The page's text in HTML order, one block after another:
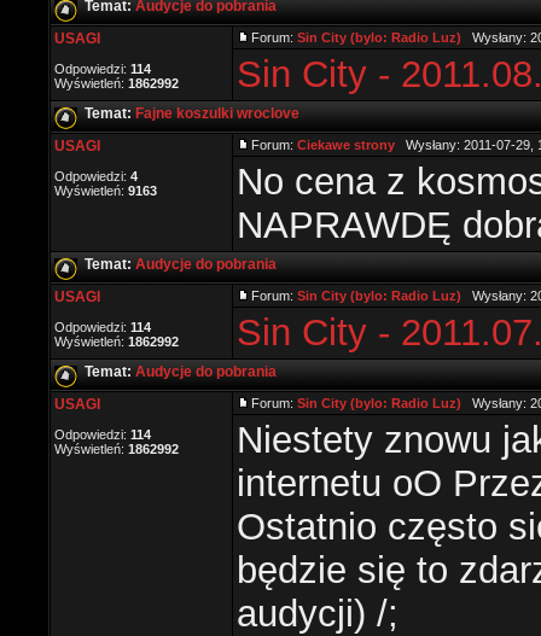
Temat: Audycje do pobrania
USAGI
Odpowiedzi: 114
Wyświetleń: 1862992
Forum: Sin City (bylo: Radio Luz) Wysłany:
Sin City -
Temat: Fajne koszulki wroclove
USAGI
Odpowiedzi: 4
Wyświetleń: 9163
Forum: Ciekawe strony Wysłany: 2011-07-
No cena z
NAPRAWDĘ
Temat: Audycje do pobrania
USAGI
Odpowiedzi: 114
Wyświetleń: 1862992
Forum: Sin City (bylo: Radio Luz) Wysłany:
Sin City -
Temat: Audycje do pobrania
USAGI
Odpowiedzi: 114
Wyświetleń: 1862992
Forum: Sin City (bylo: Radio Luz) Wysłany:
Niestety znowu
internetu oO
Ostatnio często
będzie się to
audycji) /;